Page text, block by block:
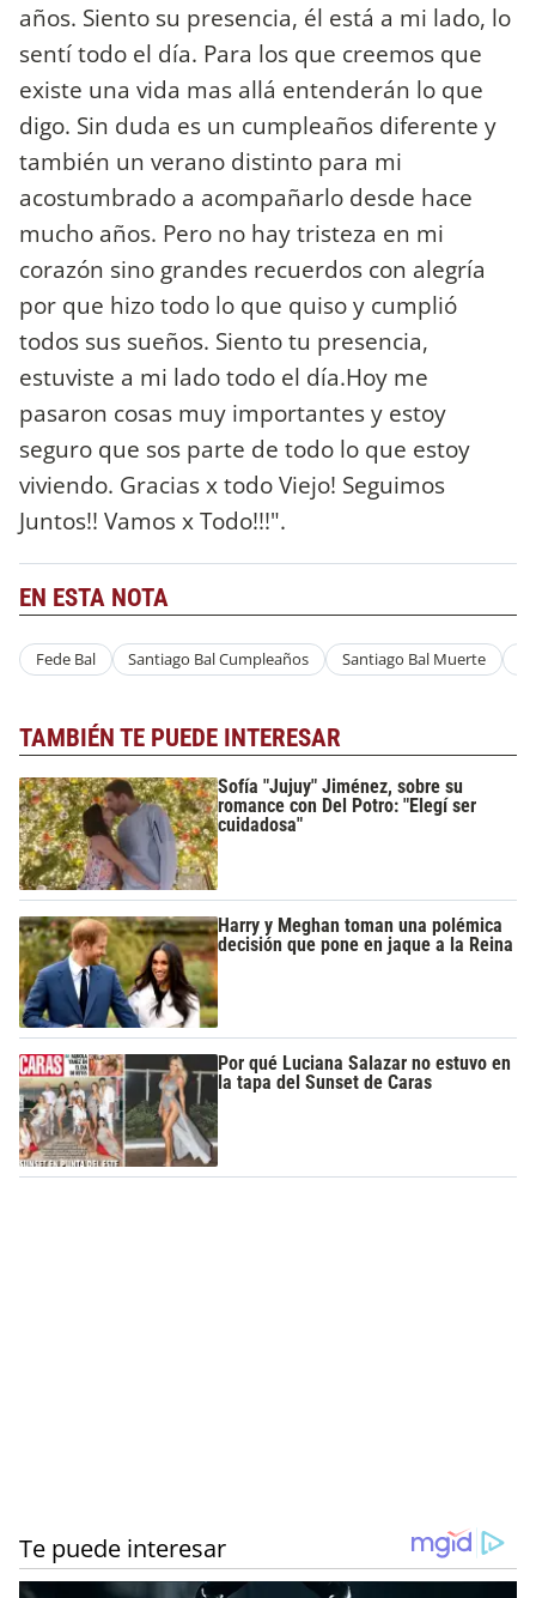
años. Siento su presencia, él está a mi lado, lo
sentí todo el día. Para los que creemos que
existe una vida mas allá entenderán lo que
digo. Sin duda es un cumpleaños diferente y
también un verano distinto para mi
acostumbrado a acompañarlo desde hace
mucho años. Pero no hay tristeza en mi
corazón sino grandes recuerdos con alegría
por que hizo todo lo que quiso y cumplió
todos sus sueños. Siento tu presencia,
estuviste a mi lado todo el día.Hoy me
pasaron cosas muy importantes y estoy
seguro que sos parte de todo lo que estoy
viviendo. Gracias x todo Viejo! Seguimos
Juntos!! Vamos x Todo!!!".
EN ESTA NOTA
Fede Bal Santiago Bal Cumpleaños Santiago Bal Muerte
TAMBIÉN TE PUEDE INTERESAR
Sofía "Jujuy" Jiménez, sobre su
romance con Del Potro: "Elegí ser
cuidadosa"
Harry y Meghan toman una polémica
decisión que pone en jaque a la Reina
Por qué Luciana Salazar no estuvo en
la tapa del Sunset de Caras